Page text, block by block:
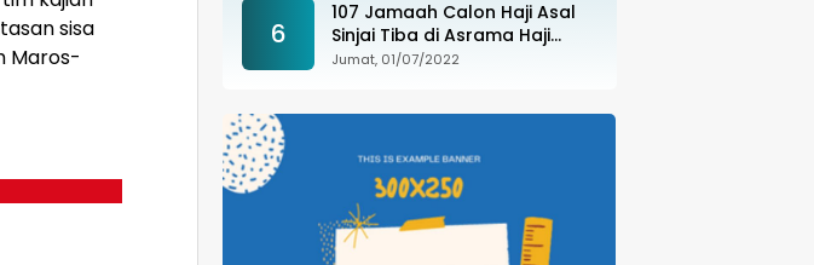
sisa
Maros-
6
107 Jamaah Calon Haji Asal
Sinjai Tiba di Asrama Haji
Sudiang
Jumat, 01/07/2022